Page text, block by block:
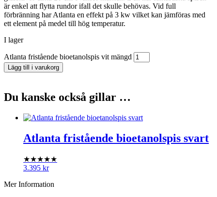
är enkel att flytta rundor ifall det skulle behövas. Vid full
förbränning har Atlanta en effekt på 3 kw vilket kan jämföras med
ett element på medel till hög temperatur.
I lager
Atlanta fristående bioetanolspis vit mängd
Lägg till i varukorg
Du kanske också gillar …
Atlanta fristående bioetanolspis svart
★★★★★
3.395 kr
Mer Information